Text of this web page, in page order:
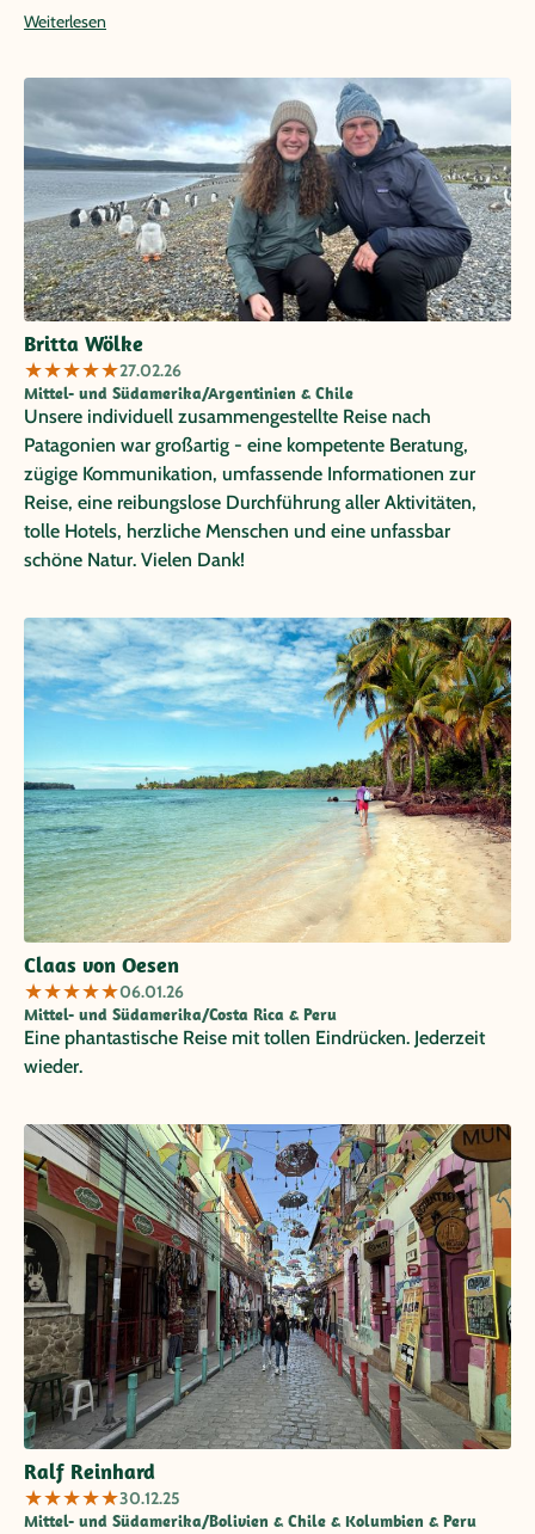
Traumreise mit vielen unvergesslichen Erlebnissen und
pünktlich und zuverlässig. Besonders erwähnen möchten
wir die ausgezeichneten Stadtführungen in Valparaiso mit
Camilo Pereda und in Buenos Aires mit Bruna Monserrat.
Es gab unzählig viele schöne Höhepunkte auf dieser Reise,
einzigartige Landschaften, lebendige Städte, schöne und
immer zentral gelegene Hotels und natürlich viele
freundliche Menschen! Vielen Dank für die perfekte
Organisation! Carmen-Regina und Egbert Brodengeier
Weiterlesen
Britta Wölke
★★★★★27.02.26
Mittel- und Südamerika/Argentinien & Chile
Unsere individuell zusammengestellte Reise nach
Patagonien war großartig - eine kompetente Beratung,
zügige Kommunikation, umfassende Informationen zur
Reise, eine reibungslose Durchführung aller Aktivitäten,
tolle Hotels, herzliche Menschen und eine unfassbar
schöne Natur. Vielen Dank!
Claas von Oesen
★★★★★06.01.26
Mittel- und Südamerika/Costa Rica & Peru
Eine phantastische Reise mit tollen Eindrücken. Jederzeit
wieder.
Ralf Reinhard
★★★★★30.12.25
Mittel- und Südamerika/Bolivien & Chile & Kolumbien & Peru